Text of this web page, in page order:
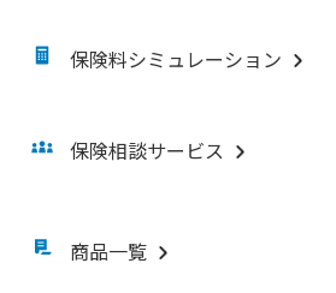
保険料シミュレーション
保険相談サービス
商品一覧